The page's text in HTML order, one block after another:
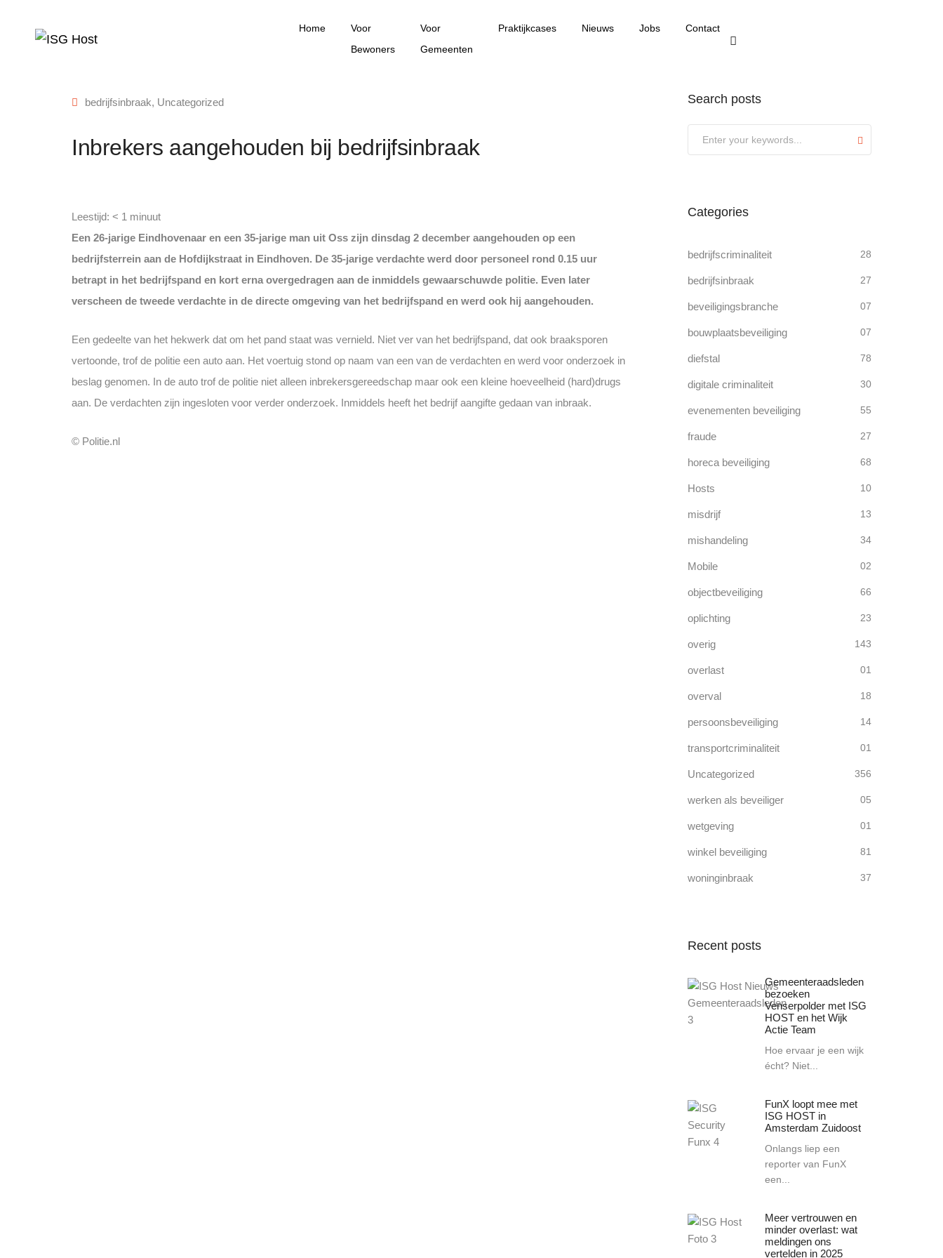
Home
Voor
Bewoners
Voor
Gemeenten
Praktijkcases Nieuws Jobs Contact
bedrijfsinbraak, Uncategorized
Inbrekers aangehouden bij bedrijfsinbraak
Leestijd: < 1 minuut
Een 26-jarige Eindhovenaar en een 35-jarige man uit Oss zijn dinsdag 2 december aangehouden op een
bedrijfsterrein aan de Hofdijkstraat in Eindhoven. De 35-jarige verdachte werd door personeel rond 0.15 uur
betrapt in het bedrijfspand en kort erna overgedragen aan de inmiddels gewaarschuwde politie. Even later
verscheen de tweede verdachte in de directe omgeving van het bedrijfspand en werd ook hij aangehouden.
Een gedeelte van het hekwerk dat om het pand staat was vernield. Niet ver van het bedrijfspand, dat ook braaksporen
vertoonde, trof de politie een auto aan. Het voertuig stond op naam van een van de verdachten en werd voor onderzoek in
beslag genomen. In de auto trof de politie niet alleen inbrekersgereedschap maar ook een kleine hoeveelheid (hard)drugs
aan. De verdachten zijn ingesloten voor verder onderzoek. Inmiddels heeft het bedrijf aangifte gedaan van inbraak.
© Politie.nl
Search posts
Categories
bedrijfscriminaliteit 28
bedrijfsinbraak 27
beveiligingsbranche 07
bouwplaatsbeveiliging 07
diefstal 78
digitale criminaliteit 30
evenementen beveiliging 55
fraude 27
horeca beveiliging 68
Hosts 10
misdrijf 13
mishandeling 34
Mobile 02
objectbeveiliging 66
oplichting 23
overig 143
overlast 01
overval 18
persoonsbeveiliging 14
transportcriminaliteit 01
Uncategorized 356
werken als beveiliger 05
wetgeving 01
winkel beveiliging 81
woninginbraak 37
Recent posts
Gemeenteraadsleden
bezoeken
Venserpolder met ISG
HOST en het Wijk
Actie Team
Hoe ervaar je een wijk
écht? Niet...
FunX loopt mee met
ISG HOST in
Amsterdam Zuidoost
Onlangs liep een
reporter van FunX
een...
Meer vertrouwen en
minder overlast: wat
meldingen ons
vertelden in 2025